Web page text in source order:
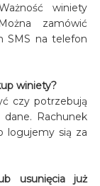
winiety
zamówić
SMS na telefon
winiety?
czy potrzebują
Rachunek
logujemy sią za
usunięcia już